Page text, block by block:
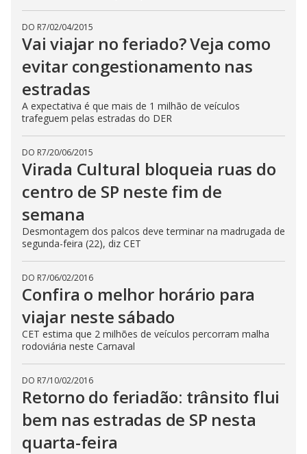
DO R7/02/04/2015
Vai viajar no feriado? Veja como
evitar congestionamento nas
estradas
A expectativa é que mais de 1 milhão de veículos
trafeguem pelas estradas do DER
DO R7/20/06/2015
Virada Cultural bloqueia ruas do
centro de SP neste fim de
semana
Desmontagem dos palcos deve terminar na madrugada de
segunda-feira (22), diz CET
DO R7/06/02/2016
Confira o melhor horário para
viajar neste sábado
CET estima que 2 milhões de veículos percorram malha
rodoviária neste Carnaval
DO R7/10/02/2016
Retorno do feriadão: trânsito flui
bem nas estradas de SP nesta
quarta-feira